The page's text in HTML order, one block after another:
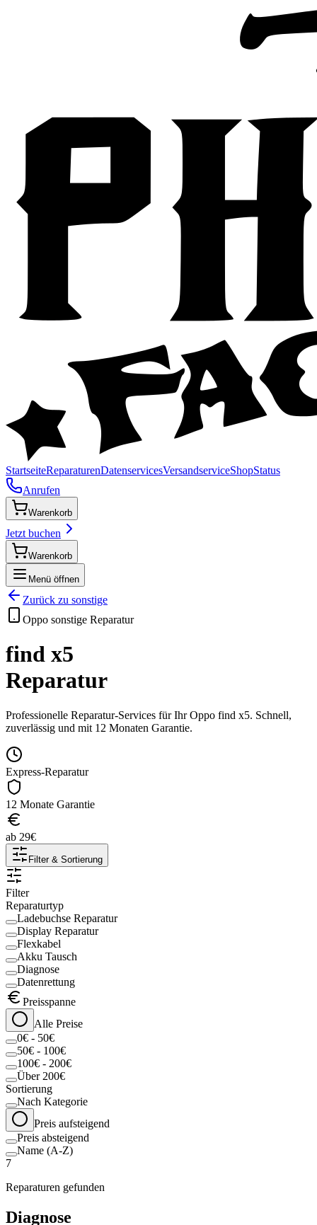
StartseiteReparaturenDatenservicesVersandserviceShopStatus
Anrufen
Warenkorb
Jetzt buchen
Warenkorb
Menü öffnen
Zurück zu sonstige
Oppo sonstige Reparatur
find x5
Reparatur
Professionelle Reparatur-Services für IhrOppo find x5. Schnell,
zuverlässig und mit 12 Monaten Garantie.
Express-Reparatur
12 Monate Garantie
ab 29€
Filter & Sortierung
Filter
Reparaturtyp
Ladebuchse Reparatur
Display Reparatur
Flexkabel
Akku Tausch
Diagnose
Datenrettung
Preisspanne
Alle Preise
0€ - 50€
50€ - 100€
100€ - 200€
Über 200€
Sortierung
Nach Kategorie
Preis aufsteigend
Preis absteigend
Name (A-Z)
7
Reparaturen gefunden
Diagnose